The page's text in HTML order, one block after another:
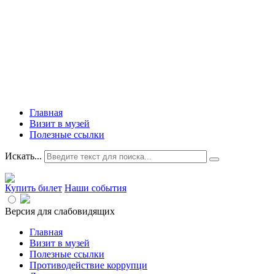
Главная
Визит в музей
Полезные ссылки
Искать...
Купить билет Наши события
Версия для слабовидящих
Главная
Визит в музей
Полезные ссылки
Противодействие коррупци